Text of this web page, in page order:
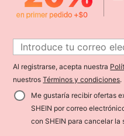
Al registrarse, acepta nuestra
nuestrosTérminos y condiciones.
Me gustaría recibir ofertas
SHEIN por correo
con SHEIN para cancelar